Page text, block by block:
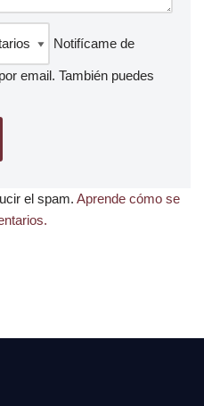
Notifícame de
email. También puedes
el spam. Aprende cómo se